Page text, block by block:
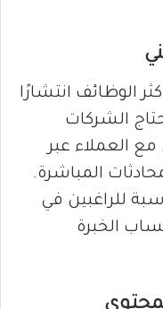
الوظائف انتشارًا
الشركات
العملاء عبر
المباشرة.
للراغبين في
الخبرة